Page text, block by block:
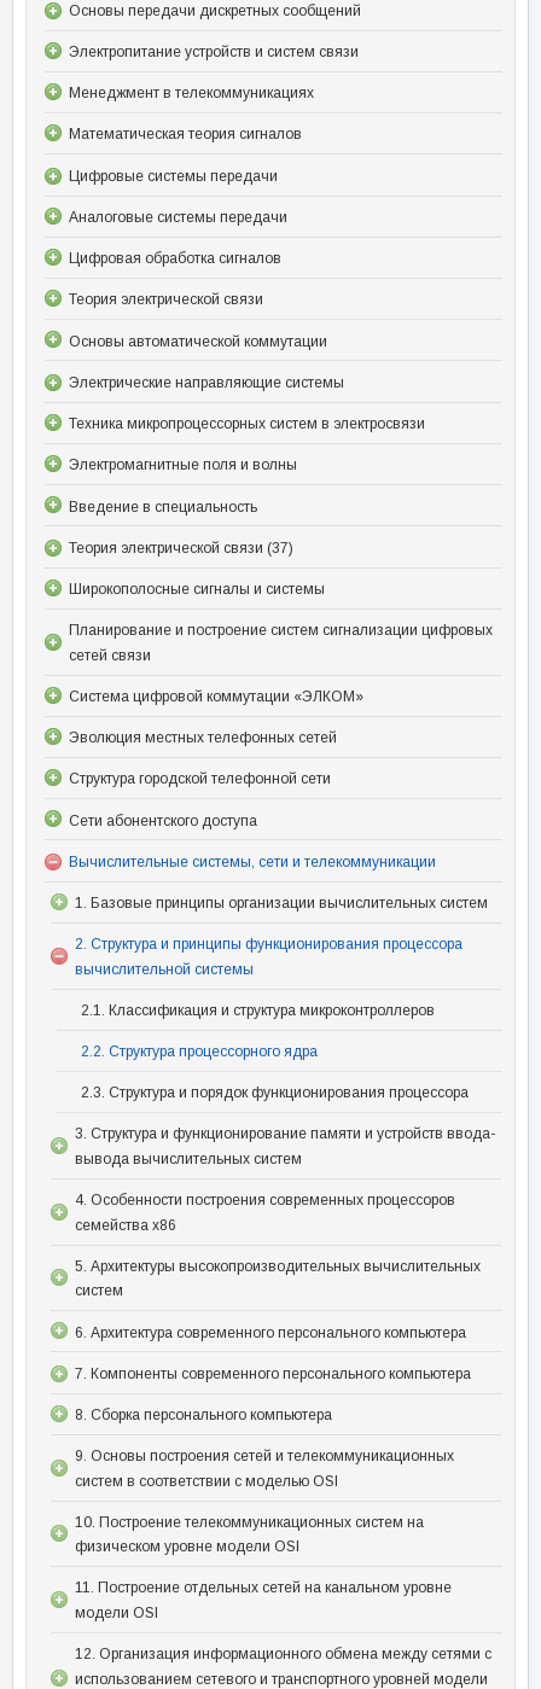
Основы передачи дискретных сообщений
Электропитание устройств и систем связи
Менеджмент в телекоммуникациях
Математическая теория сигналов
Цифровые системы передачи
Аналоговые системы передачи
Цифровая обработка сигналов
Теория электрической связи
Основы автоматической коммутации
Электрические направляющие системы
Техника микропроцессорных систем в электросвязи
Электромагнитные поля и волны
Введение в специальность
Теория электрической связи (37)
Широкополосные сигналы и системы
Планирование и построение систем сигнализации цифровых
сетей связи
Система цифровой коммутации «ЭЛКОМ»
Эволюция местных телефонных сетей
Структура городской телефонной сети
Сети абонентского доступа
Вычислительные системы, сети и телекоммуникации
1. Базовые принципы организации вычислительных систем
2. Структура и принципы функционирования процессора
вычислительной системы
2.1. Классификация и структура микроконтроллеров
2.2. Структура процессорного ядра
2.3. Структура и порядок функционирования процессора
3. Структура и функционирование памяти и устройств ввода-
вывода вычислительных систем
4. Особенности построения современных процессоров
семейства x86
5. Архитектуры высокопроизводительных вычислительных
систем
6. Архитектура современного персонального компьютера
7. Компоненты современного персонального компьютера
8. Сборка персонального компьютера
9. Основы построения сетей и телекоммуникационных
систем в соответствии с моделью OSI
10. Построение телекоммуникационных систем на
физическом уровне модели OSI
11. Построение отдельных сетей на канальном уровне
модели OSI
12. Организация информационного обмена между сетями с
использованием сетевого и транспортного уровней модели